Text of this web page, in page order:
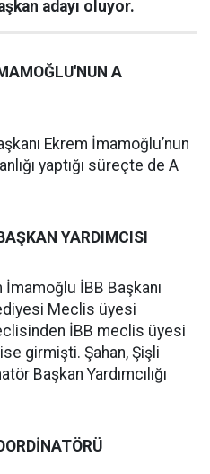
adayı oluyor.
A
Ekrem İmamoğlu’nun
yaptığı süreçte de A
YARDIMCISI
İmamoğlu İBB Başkanı
Meclis üyesi
İBB meclis üyesi
girmişti. Şahan, Şişli
Başkan Yardımcılığı